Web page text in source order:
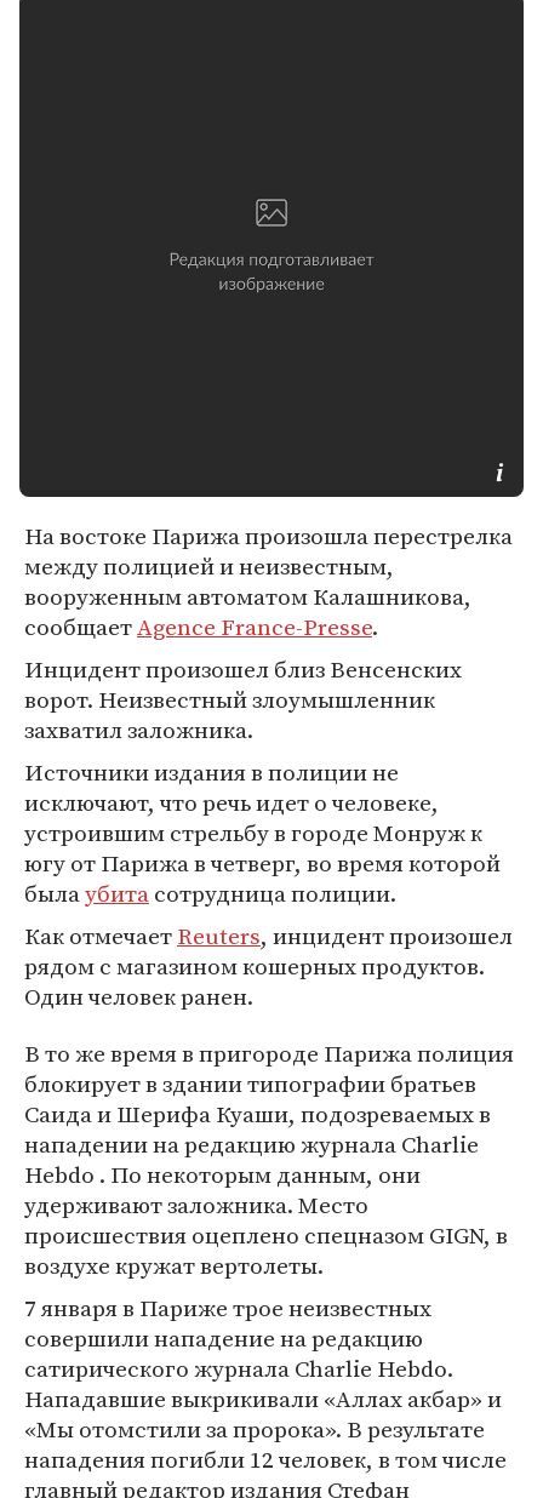
На востоке Парижа произошла перестрелка
между полицией и неизвестным,
вооруженным автоматом Калашникова,
сообщаетAgence France-Presse.
Инцидент произошел близ Венсенских
ворот. Неизвестный злоумышленник
захватил заложника.
Источники издания в полиции не
исключают, что речь идет о человеке,
устроившим стрельбу в городе Монруж к
югу от Парижа в четверг, во время которой
былаубитасотрудница полиции.
Как отмечаетReuters, инцидент произошел
рядом с магазином кошерных продуктов.
Один человек ранен.
В то же время в пригороде Парижа полиция
блокирует в здании типографии братьев
Саида и Шерифа Куаши, подозреваемых в
нападении на редакцию журнала Charlie
Hebdo . По некоторым данным, они
удерживают заложника. Место
происшествия оцеплено спецназом GIGN, в
воздухе кружат вертолеты.
7 января в Париже трое неизвестных
совершили нападение на редакцию
сатирического журнала Charlie Hebdo.
Нападавшие выкрикивали «Аллах акбар» и
«Мы отомстили за пророка». В результате
нападения погибли 12 человек, в том числе
главный редактор издания Стефан